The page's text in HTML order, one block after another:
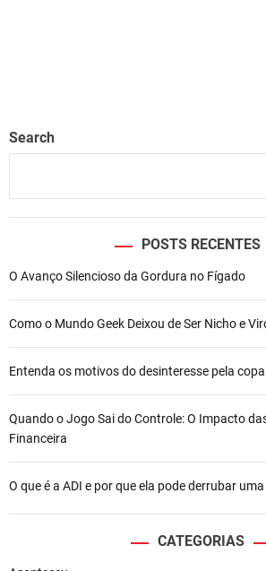
Search
POSTS RECENTES
O Avanço Silencioso da Gordura no Fígado
Como o Mundo Geek Deixou de Ser Nicho e
Entenda os motivos do desinteresse pela copa
Quando o Jogo Sai do Controle: O Impacto
Financeira
O que é a ADI e por que ela pode derrubar
CATEGORIAS